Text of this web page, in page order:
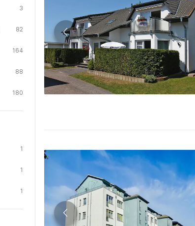
3
82
164
88
180
1
1
1